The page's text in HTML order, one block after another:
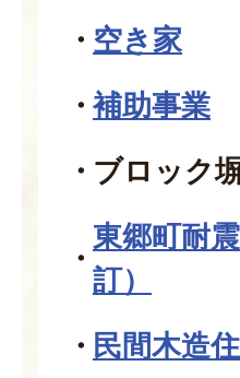
空き家
補助事業
ブロック
東郷町耐
訂）
民間木造